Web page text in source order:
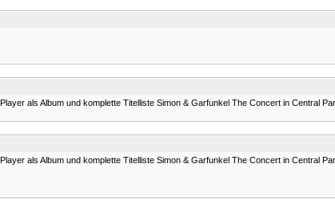
als Album und komplette Titelliste Simon & Garfunkel The Concert in Central
als Album und komplette Titelliste Simon & Garfunkel The Concert in Central